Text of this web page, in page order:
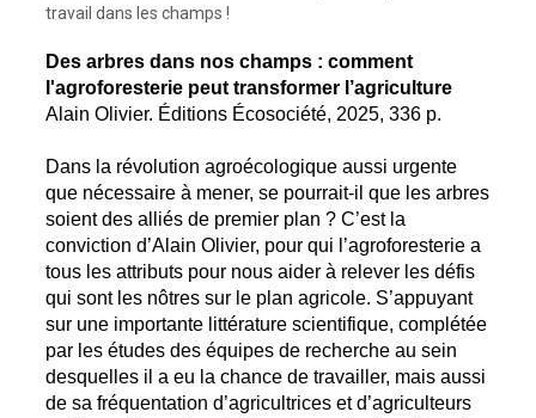
travail dans les champs !
Des arbres dans nos champs : comment
l'agroforesterie peut transformer l’agriculture
Alain Olivier. Éditions Écosociété, 2025, 336 p.
Dans la révolution agroécologique aussi urgente
que nécessaire à mener, se pourrait-il que les arbres
soient des alliés de premier plan ? C’est la
conviction d’Alain Olivier, pour qui l’agroforesterie a
tous les attributs pour nous aider à relever les défis
qui sont les nôtres sur le plan agricole. S’appuyant
sur une importante littérature scientifique, complétée
par les études des équipes de recherche au sein
desquelles il a eu la chance de travailler, mais aussi
de sa fréquentation d’agricultrices et d’agriculteurs